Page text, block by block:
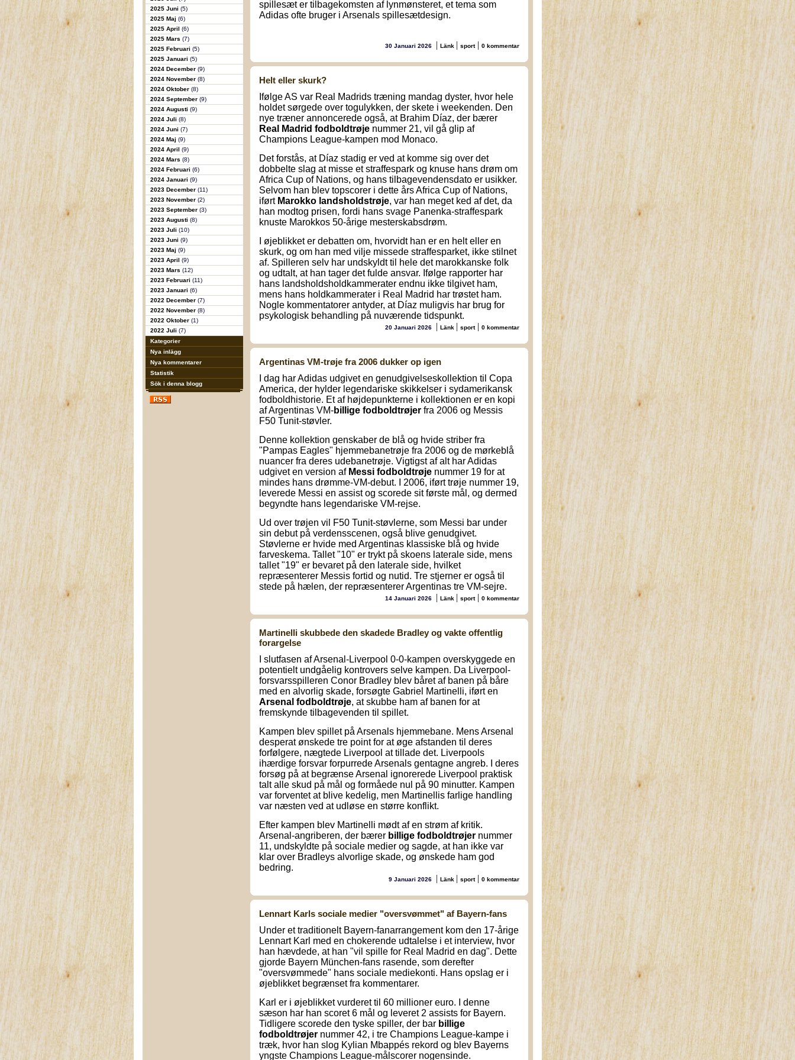
2025 Juni (5)
2025 Maj (6)
2025 April (6)
2025 Mars (7)
2025 Februari (5)
2025 Januari (5)
2024 December (9)
2024 November (8)
2024 Oktober (8)
2024 September (9)
2024 Augusti (9)
2024 Juli (8)
2024 Juni (7)
2024 Maj (9)
2024 April (9)
2024 Mars (8)
2024 Februari (6)
2024 Januari (9)
2023 December (11)
2023 November (2)
2023 September (3)
2023 Augusti (8)
2023 Juli (10)
2023 Juni (9)
2023 Maj (9)
2023 April (9)
2023 Mars (12)
2023 Februari (11)
2023 Januari (6)
2022 December (7)
2022 November (8)
2022 Oktober (1)
2022 Juli (7)
Kategorier
Nya inlägg
Nya kommentarer
Statistik
Sök i denna blogg
spillesæt er tilbagekomsten af lynmønsteret, et tema som
Adidas ofte bruger i Arsenals spillesætdesign.
30 Januari 2026 | Länk | sport| 0 kommentar
Helt eller skurk?
Ifølge AS var Real Madrids træning mandag dyster, hvor hele
holdet sørgede over togulykken, der skete i weekenden. Den
nye træner annoncerede også, at Brahim Díaz, der bærer
Real Madrid fodboldtrøje nummer 21, vil gå glip af
Champions League-kampen mod Monaco.
Det forstås, at Díaz stadig er ved at komme sig over det
dobbelte slag at misse et straffespark og knuse hans drøm om
Africa Cup of Nations, og hans tilbagevendensdato er usikker.
Selvom han blev topscorer i dette års Africa Cup of Nations,
iført Marokko landsholdstrøje, var han meget ked af det, da
han modtog prisen, fordi hans svage Panenka-straffespark
knuste Marokkos 50-årige mesterskabsdrøm.
I øjeblikket er debatten om, hvorvidt han er en helt eller en
skurk, og om han med vilje missede straffesparket, ikke stilnet
af. Spilleren selv har undskyldt til hele det marokkanske folk
og udtalt, at han tager det fulde ansvar. Ifølge rapporter har
hans landsholdsholdkammerater endnu ikke tilgivet ham,
mens hans holdkammerater i Real Madrid har trøstet ham.
Nogle kommentatorer antyder, at Díaz muligvis har brug for
psykologisk behandling på nuværende tidspunkt.
20 Januari 2026 | Länk | sport| 0 kommentar
Argentinas VM-trøje fra 2006 dukker op igen
I dag har Adidas udgivet en genudgivelseskollektion til Copa
America, der hylder legendariske skikkelser i sydamerikansk
fodboldhistorie. Et af højdepunkterne i kollektionen er en kopi
af Argentinas VM-billige fodboldtrøjer fra 2006 og Messis
F50 Tunit-støvler.
Denne kollektion genskaber de blå og hvide striber fra
"Pampas Eagles" hjemmebanetrøje fra 2006 og de mørkeblå
nuancer fra deres udebanetrøje. Vigtigst af alt har Adidas
udgivet en version af Messi fodboldtrøje nummer 19 for at
mindes hans drømme-VM-debut. I 2006, iført trøje nummer 19,
leverede Messi en assist og scorede sit første mål, og dermed
begyndte hans legendariske VM-rejse.
Ud over trøjen vil F50 Tunit-støvlerne, som Messi bar under
sin debut på verdensscenen, også blive genudgivet.
Støvlerne er hvide med Argentinas klassiske blå og hvide
farveskema. Tallet "10" er trykt på skoens laterale side, mens
tallet "19" er bevaret på den laterale side, hvilket
repræsenterer Messis fortid og nutid. Tre stjerner er også til
stede på hælen, der repræsenterer Argentinas tre VM-sejre.
14 Januari 2026 | Länk | sport| 0 kommentar
Martinelli skubbede den skadede Bradley og vakte offentlig
forargelse
I slutfasen af Arsenal-Liverpool 0-0-kampen overskyggede en
potentielt undgåelig kontrovers selve kampen. Da Liverpool-
forsvarsspilleren Conor Bradley blev båret af banen på båre
med en alvorlig skade, forsøgte Gabriel Martinelli, iført en
Arsenal fodboldtrøje, at skubbe ham af banen for at
fremskynde tilbagevenden til spillet.
Kampen blev spillet på Arsenals hjemmebane. Mens Arsenal
desperat ønskede tre point for at øge afstanden til deres
forfølgere, nægtede Liverpool at tillade det. Liverpools
ihærdige forsvar forpurrede Arsenals gentagne angreb. I deres
forsøg på at begrænse Arsenal ignorerede Liverpool praktisk
talt alle skud på mål og formåede nul på 90 minutter. Kampen
var forventet at blive kedelig, men Martinellis farlige handling
var næsten ved at udløse en større konflikt.
Efter kampen blev Martinelli mødt af en strøm af kritik.
Arsenal-angriberen, der bærer billige fodboldtrøjer nummer
11, undskyldte på sociale medier og sagde, at han ikke var
klar over Bradleys alvorlige skade, og ønskede ham god
bedring.
9 Januari 2026 | Länk | sport| 0 kommentar
Lennart Karls sociale medier "oversvømmet" af Bayern-fans
Under et traditionelt Bayern-fanarrangement kom den 17-årige
Lennart Karl med en chokerende udtalelse i et interview, hvor
han hævdede, at han "vil spille for Real Madrid en dag". Dette
gjorde Bayern München-fans rasende, som derefter
"oversvømmede" hans sociale mediekonti. Hans opslag er i
øjeblikket begrænset fra kommentarer.
Karl er i øjeblikket vurderet til 60 millioner euro. I denne
sæson har han scoret 6 mål og leveret 2 assists for Bayern.
Tidligere scorede den tyske spiller, der bar billige
fodboldtrøjer nummer 42, i tre Champions League-kampe i
træk, hvor han slog Kylian Mbappés rekord og blev Bayerns
yngste Champions League-målscorer nogensinde.